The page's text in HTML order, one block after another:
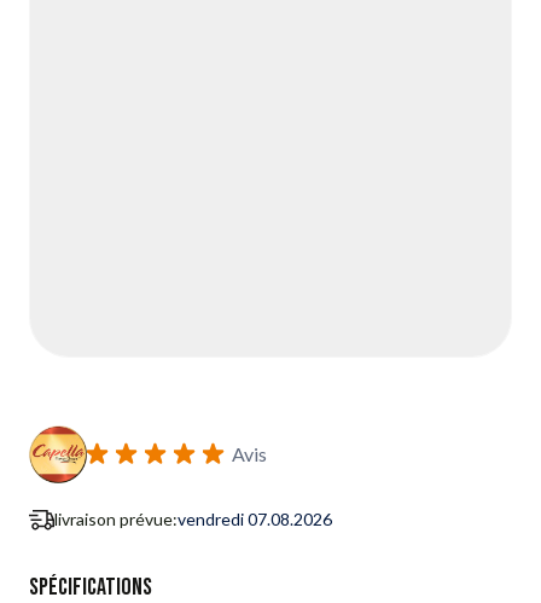
Avis
livraison prévue:vendredi 07.08.2026
Spécifications